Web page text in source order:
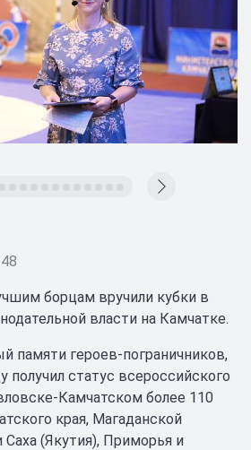
борцам вручили кубки в
власти на Камчатке.
памяти героев-пограничников,
получил статус всероссийского
Камчатском более 110
края, Магаданской
Саха (Якутия), Приморья и